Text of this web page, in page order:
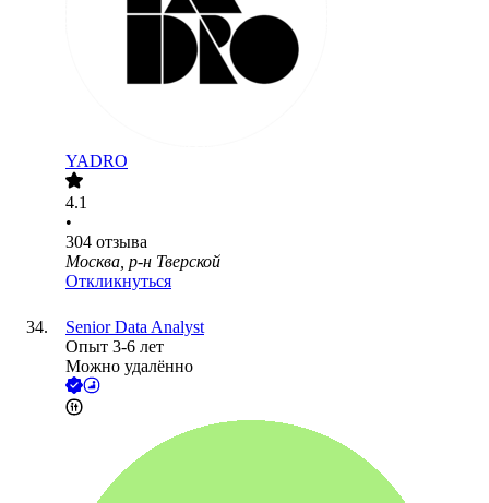
YADRO
4.1
•
304 отзыва
Москва, р-н Тверской
Откликнуться
Senior Data Analyst
Опыт 3-6 лет
Можно удалённо